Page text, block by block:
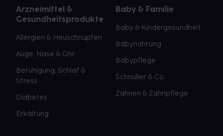
Arzneimittel &
Gesundheitsprodukte
Allergien & Heuschnupfen
Auge, Nase & Ohr
Beruhigung, Schlaf &
Stress
Diabetes
Erkältung
Baby & Familie
Baby & Kindergesundheit
Babynahrung
Babypflege
Schnuller & Co.
Zahnen & Zahnpflege